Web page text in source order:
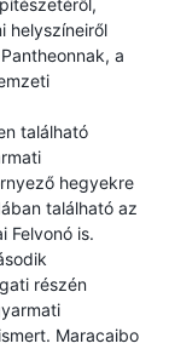
helyszíneiről
a
található
hegyekre
található az
Felvonó is.
részén
Maracaibo